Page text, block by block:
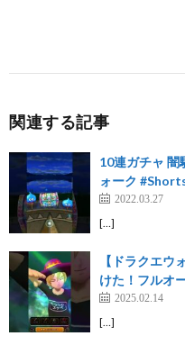
関連する記事
10連ガチャ 闇
ォーク
2022.03.27
[…]
【ドラクエウ
けた！フルオ
2025.02.14
[…]